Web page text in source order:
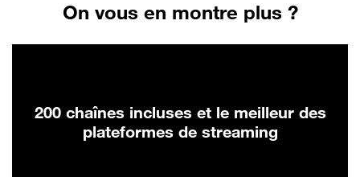
On vous en montre plus ?
200 chaînes incluses et le meilleur des
plateformes de streaming